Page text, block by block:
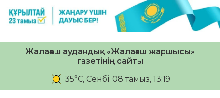
Жалағаш аудандық «Жалағаш жаршысы»
газетінің сайты
35°C, Сенбі, 08 тамыз, 13:19